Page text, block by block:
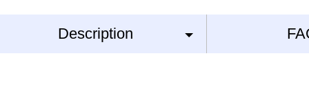
Description